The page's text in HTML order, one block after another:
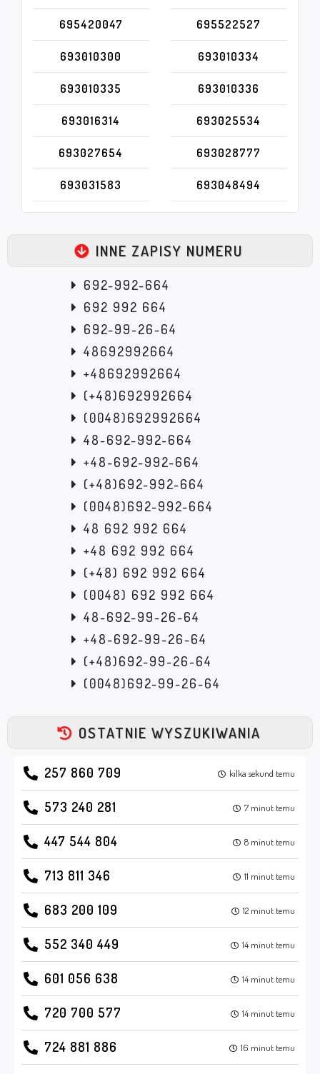
695420047 695522527
693010300 693010334
693010335 693010336
693016314 693025534
693027654 693028777
693031583 693048494
INNE ZAPISY NUMERU
692-992-664
692 992 664
692-99-26-64
48692992664
+48692992664
(+48)692992664
(0048)692992664
48-692-992-664
+48-692-992-664
(+48)692-992-664
(0048)692-992-664
48 692 992 664
+48 692 992 664
(+48) 692 992 664
(0048) 692 992 664
48-692-99-26-64
+48-692-99-26-64
(+48)692-99-26-64
(0048)692-99-26-64
OSTATNIE WYSZUKIWANIA
257 860 709 kilka sekund temu
573 240 281 7 minut temu
447 544 804 8 minut temu
713 811 346 11 minut temu
683 200 109 12 minut temu
552 340 449 14 minut temu
601 056 638 14 minut temu
720 700 577 14 minut temu
724 881 886 16 minut temu